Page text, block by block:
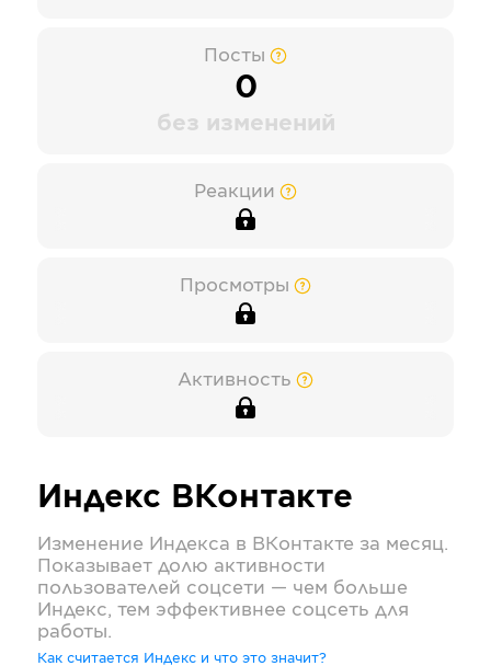
Посты
0
без изменений
Реакции
Просмотры
Активность
Индекс ВКонтакте
Изменение Индекса в ВКонтакте за месяц.
Показывает долю активности
пользователей соцсети — чем больше
Индекс, тем эффективнее соцсеть для
работы.
Как считается Индекс и что это значит?